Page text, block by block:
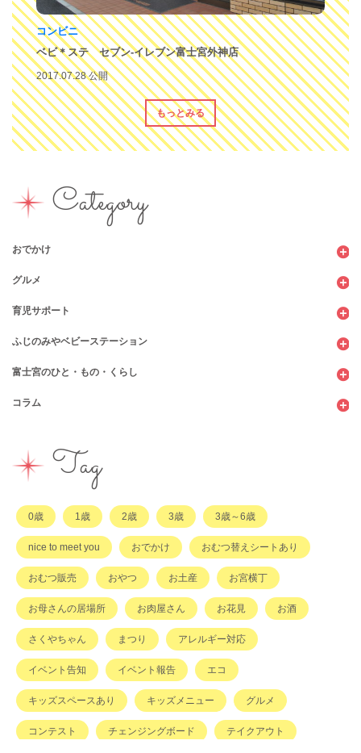
コンビニ
ベビ＊ステ セブン-イレブン富士宮外神店
2017.07.28 公開
もっとみる
Category
おでかけ
観光
ショッピング
図書館
公園
遊び
習い事
グルメ
カフェ・レストラン
パン
スウィーツ
お弁当・お惣菜
育児サポート
子育てサロン
支援センター
幼稚園・保育園・こども園
ふじのみやベビーステーション
コンビニ
公共施設
富士宮のひと・もの・くらし
行政サービス
ひと
その他
コラム
子育てコラムTag
0歳 1歳 2歳 3歳 3歳～6歳
nice to meet you おでかけ おむつ替えシートあり
おむつ販売 おやつ お土産 お宮横丁
お母さんの居場所 お肉屋さん お花見 お酒
さくやちゃん まつり アレルギー対応
イベント告知 イベント報告 エコ
キッズスペースあり キッズメニュー グルメ
コンテスト チェンジングボード テイクアウト